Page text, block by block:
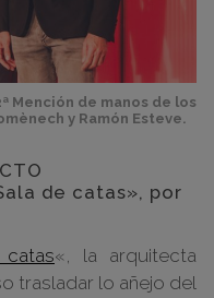
Mención de manos de los
y Ramón Esteve.
de catas», por
«, la arquitecta
trasladar lo añejo del